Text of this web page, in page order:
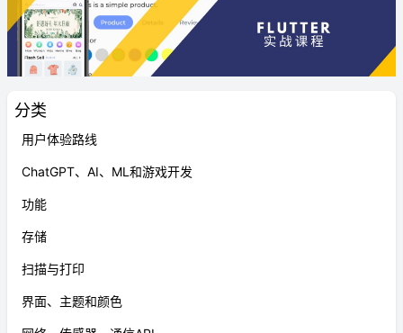
分类
用户体验路线
ChatGPT、AI、ML和游戏开发
功能
存储
扫描与打印
界面、主题和颜色